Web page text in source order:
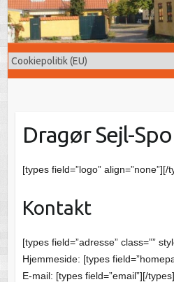
Dragør Sejl-
[types field=”logo” align=”none”][/
Kontakt
[types field=”adresse” class=””
Hjemmeside: [types
E-mail: [types field=”email”][/types]